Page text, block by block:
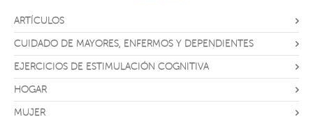
ARTÍCULOS
CUIDADO DE MAYORES, ENFERMOS Y DEPENDIENTES
EJERCICIOS DE ESTIMULACIÓN COGNITIVA
HOGAR
MUJER